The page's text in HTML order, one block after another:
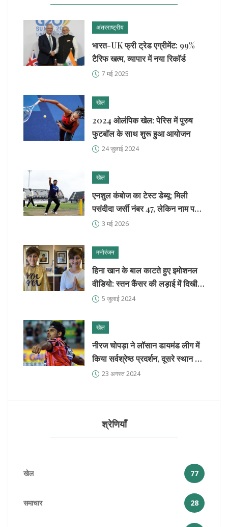
अंतरराष्ट्रीय
भारत-UK फ्री ट्रेड एग्रीमेंट: 99%
टैरिफ खत्म, व्यापार में नया रिकॉर्ड
7 मई 2025
खेल
2024 ओलंपिक खेल: पेरिस में पुरुष
फुटबॉल के साथ शुरू हुआ आयोजन
24 जुलाई 2024
खेल
एनशुल कंबोज का टेस्ट डेब्यू: मिली
पसंदीदा जर्सी नंबर 47, लेकिन नाम पर है
एक बारीक फर्क
3 मई 2026
मनोरंजन
हिना खान के बाल काटते हुए इमोशनल
वीडियो: स्तन कैंसर की लड़ाई में दिखी
सच्ची मजबूती
5 जुलाई 2024
खेल
नीरज चोपड़ा ने लॉसान डायमंड लीग में
किया सर्वश्रेष्ठ प्रदर्शन, दूसरे स्थान पर
रहे 23 अगस्त 2024
श्रेणियाँ
खेल 77
समाचार 28